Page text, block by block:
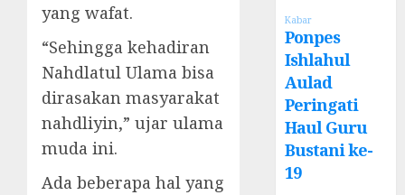
yang wafat.
“Sehingga kehadiran
Nahdlatul Ulama bisa
dirasakan masyarakat
nahdliyin,” ujar ulama
muda ini.
Ada beberapa hal yang
Kabar
Ponpes
Ishlahul
Aulad
Peringati
Haul Guru
Bustani ke-
19